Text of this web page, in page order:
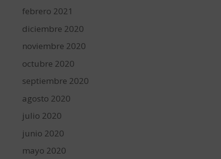
febrero 2021
diciembre 2020
noviembre 2020
octubre 2020
septiembre 2020
agosto 2020
julio 2020
junio 2020
mayo 2020